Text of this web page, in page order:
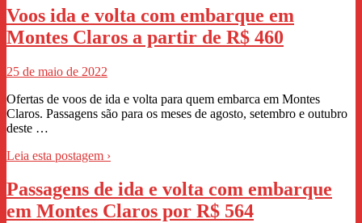
Voos ida e volta com embarque em
Montes Claros a partir de R$ 460
25 de maio de 2022
Ofertas de voos de ida e volta para quem embarca em Montes
Claros. Passagens são para os meses de agosto, setembro e outubro
deste …
Leia esta postagem ›
Passagens de ida e volta com embarque
em Montes Claros por R$ 564